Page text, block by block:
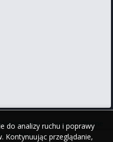
do analizy ruchu i poprawy
Kontynuując przeglądanie,
info•Contact•iPhone
polsku